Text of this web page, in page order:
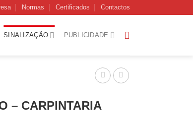
Normas Certificados Contactos
SINALIZAÇÃO PUBLICIDADE
– CARPINTARIA